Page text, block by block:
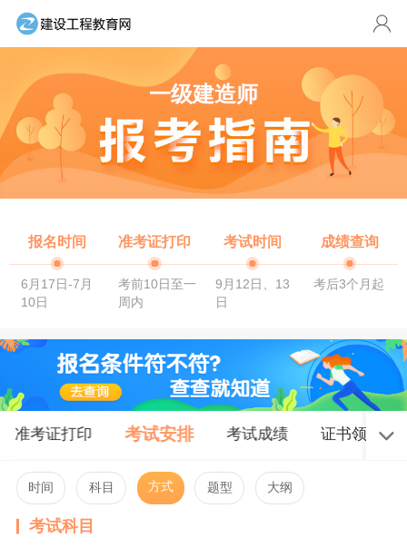
一级建造师
报名时间
6月17日-7月
10日
准考证打印
考前10日至一
周内
考试时间
9月12日、13
日
成绩查询
考后3个月起
准考证打印 考试安排 考试成绩 证书领取
时间 科目 方式 题型 大纲
考试科目